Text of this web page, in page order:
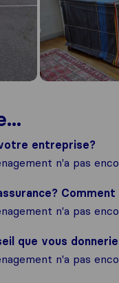
entreprise?
n'a pas
n'a pas
que vous
n'a pas